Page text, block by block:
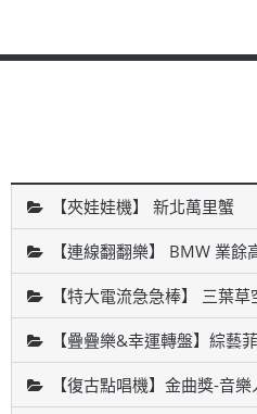
【夾娃娃機】 新北萬里蟹
【連線翻翻樂】 BMW 業餘
【特大電流急急棒】 三葉
【疊疊樂&幸運轉盤】綜藝
【復古點唱機】金曲獎-音